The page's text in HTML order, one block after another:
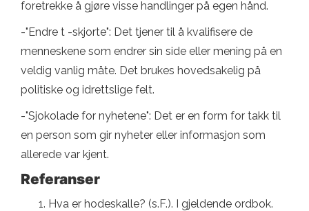
foretrekke å gjøre visse handlinger på egen hånd.
-"Endre t -skjorte": Det tjener til å kvalifisere de
menneskene som endrer sin side eller mening på en
veldig vanlig måte. Det brukes hovedsakelig på
politiske og idrettslige felt.
-"Sjokolade for nyhetene": Det er en form for takk til
en person som gir nyheter eller informasjon som
allerede var kjent.
Referanser
Hva er hodeskalle? (s.F.). I gjeldende ordbok.